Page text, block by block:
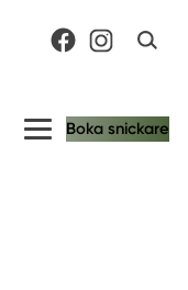
Boka snickare